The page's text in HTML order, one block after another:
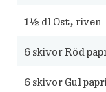
1½ dl Ost, riven
6 skivor Röd
6 skivor Gul